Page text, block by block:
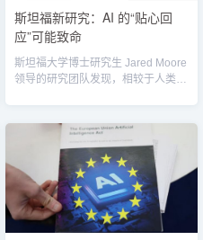
斯坦福新研究：AI 的“贴心回
应”可能致命
斯坦福大学博士研究生 Jared Moore
领导的研究团队发现，相较于人类心